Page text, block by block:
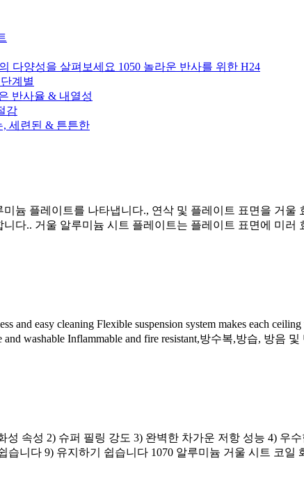
다양성을 살펴보세요 1050 놀라운 반사를 위한 H24
계별
반사율 & 내열성
감
, 세련된 & 튼튼한
늄 플레이트를 나타냅니다., 연삭 및 플레이트 표면을 거
다.. 거울 알루미늄 시트 플레이트는 플레이트 표면에 미러
and easy cleaning Flexible suspension system makes each
washable Inflammable and fire resistant,방수복,방습, 방음 및
성 속성 2) 슈퍼 필링 강도 3) 완벽한 차가운 저항 성능 4) 우
습니다 9) 유지하기 쉽습니다 1070 알루미늄 거울 시트 코일